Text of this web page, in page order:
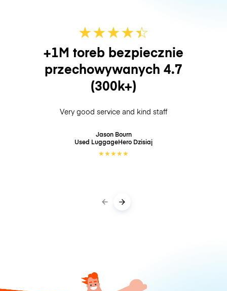
★★★★☆
★
+1M toreb bezpiecznie
przechowywanych 4.7
(300k+)
Very good service and kind staff
Jason Bourn
Used LuggageHero Dzisiaj
★★★★★